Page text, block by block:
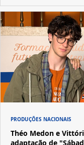
Théo Medon e
adaptação de
PRODUÇÕES NACIONAIS